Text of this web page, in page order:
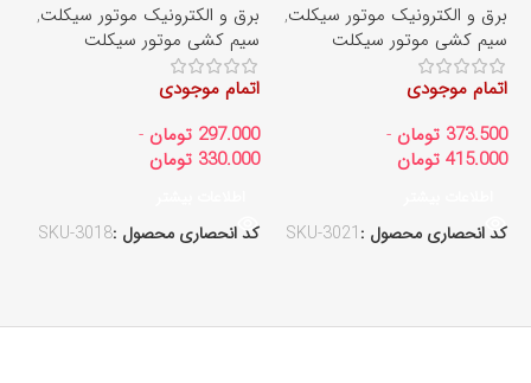
برق و الکترونیک موتور سیکلت,
سیم کشی موتور سیکلت
اتمام موجودی
373.500 تومان -
415.000 تومان
کد انحصاری محصول :SKU-3021
برق و الکترونیک موتور سیکلت,
سیم کشی موتور سیکلت
اتمام موجودی
297.000 تومان -
330.000 تومان
کد انحصاری محصول :SKU-3018